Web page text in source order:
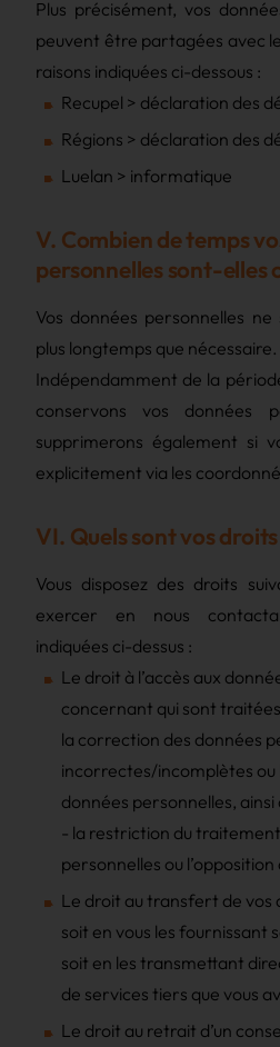
Plus précisément, vos
peuvent être partagées avec
raisons indiquées ci-dessous :
Recupel > déclaration des
Régions > déclaration des
Luelan > informatique
V. Combien de temps
personnelles sont-elles
Vos données personnelles
plus longtemps que nécessaire.
Indépendamment de la
conservons vos données
supprimerons également si
explicitement via les
VI. Quels sont vos droits
Vous disposez des droits
exercer en nous
indiquées ci-dessus :
Le droit à l’accès aux
concernant qui sont
la correction des données
incorrectes/incomplètes ou
données personnelles,
- la restriction du
personnelles ou l’opposition
Le droit au transfert de vos
soit en vous les fournissant
soit en les transmettant
de services tiers que vous
Le droit au retrait d’un